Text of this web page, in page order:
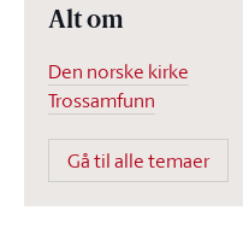
Alt om
Den norske kirke
Trossamfunn
Gå til alle temaer